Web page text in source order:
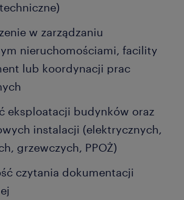
w zarządzaniu
nieruchomościami, facility
lub koordynacji prac
eksploatacji budynków oraz
instalacji (elektrycznych,
grzewczych, PPOŻ)
czytania dokumentacji